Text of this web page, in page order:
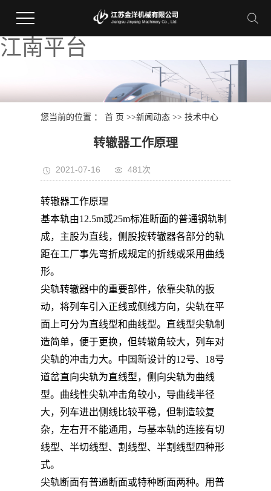
江南平台
您当前的位置 ：首 页 >>新闻动态 >>技术中心
转辙器工作原理
2021-07-16 481次
转辙器工作原理
基本轨由12.5m或25m标准断面的普通钢轨制
成，主股为直线，侧股按转辙器各部分的轨
距在工厂事先弯折成规定的折线或采用曲线
形。
尖轨转辙器中的重要部件，依靠尖轨的扳
动，将列车引入正线或侧线方向，尖轨在平
面上可分为直线型和曲线型。直线型尖轨制
造简单，便于更换，但转辙角较大，列车对
尖轨的冲击力大。中国新设计的12号、18号
道岔直向尖轨为直线型，侧向尖轨为曲线
型。曲线性尖轨冲击角较小，导曲线半径
大，列车进出侧线比较平稳，但制造较复
杂，左右开不能通用，与基本轨的连接有切
线型、半切线型、割线型、半割线型四种形
式。
尖轨断面有普通断面或特种断面两种。用普